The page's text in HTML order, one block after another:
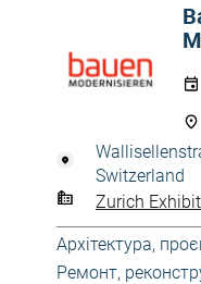
Switzerland
Zurich
Архітектура,
Ремонт,